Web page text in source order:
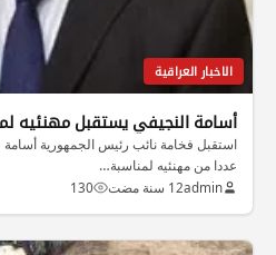
الاخبار العراقية
أسامة النجيفي يستقبل مهنئيه
استقبل فخامة نائب رئيس الجمهورية أسامة
عددا من مهنئيه لمناسبة…
admin12 سنة مضت 130